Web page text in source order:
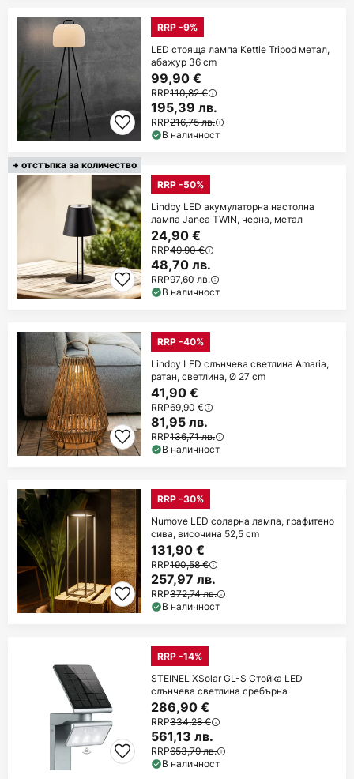
RRP -9%
LED стояща лампа Kettle Tripod метал,
абажур 36 cm
99,90 €
RRP110,82 €
195,39 лв.
RRP216,75 лв.
В наличност
+ отстъпка за количество
RRP -50%
Lindby LED акумулаторна настолна
лампа Janea TWIN, черна, метал
24,90 €
RRP49,90 €
48,70 лв.
RRP97,60 лв.
В наличност
RRP -40%
Lindby LED слънчева светлина Amaria,
ратан, светлина, Ø 27 cm
41,90 €
RRP69,90 €
81,95 лв.
RRP136,71 лв.
В наличност
RRP -30%
Numove LED соларна лампа, графитено
сива, височина 52,5 cm
131,90 €
RRP190,58 €
257,97 лв.
RRP372,74 лв.
В наличност
RRP -14%
STEINEL XSolar GL-S Стойка LED
слънчева светлина сребърна
286,90 €
RRP334,28 €
561,13 лв.
RRP653,79 лв.
В наличност